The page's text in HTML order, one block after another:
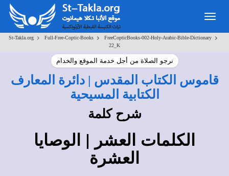
Toggle
navigation
St-Takla.org> Full-Free-Coptic-Books> FreeCopticBooks-002-Holy-Arabic-Bible-Dictionary>
22_K
نرجو الصلاة من أجل خدمة الموقع والخدام
قاموس الكتاب المقدس | دائرة المعارف
الكتابية المسيحية
شرح كلمة
الكلمات العشر | الوصايا
العشرة